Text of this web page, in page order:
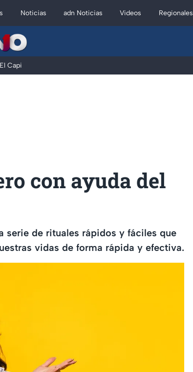
Noticias adn Noticias Videos Regionales
Capi
con ayuda del
serie de rituales rápidos y fáciles que
vidas de forma rápida y efectiva.